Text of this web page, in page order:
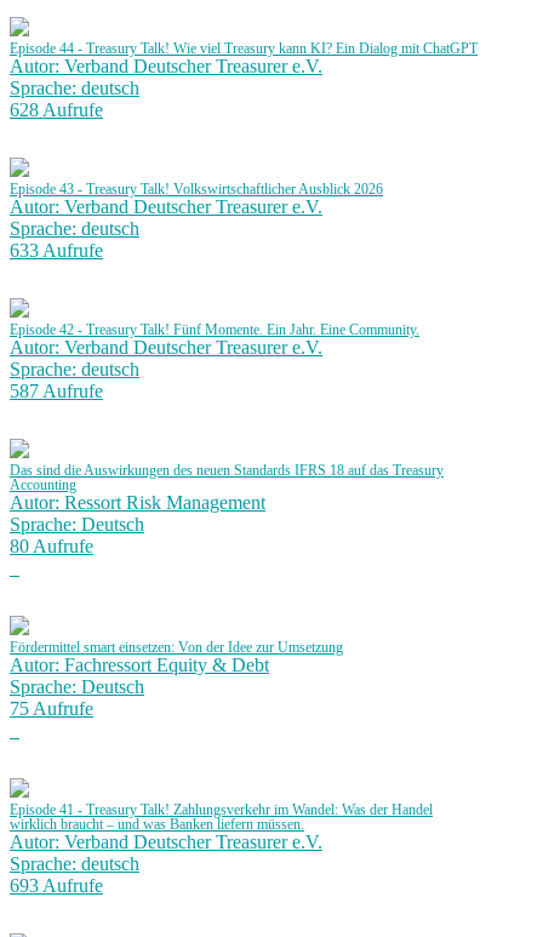
Episode 44 - Treasury Talk! Wie viel Treasury kann KI? Ein Dialog mit ChatGPT
Autor: Verband Deutscher Treasurer e.V.
Sprache: deutsch
628 Aufrufe
Episode 43 - Treasury Talk! Volkswirtschaftlicher Ausblick 2026
Autor: Verband Deutscher Treasurer e.V.
Sprache: deutsch
633 Aufrufe
Episode 42 - Treasury Talk! Fünf Momente. Ein Jahr. Eine Community.
Autor: Verband Deutscher Treasurer e.V.
Sprache: deutsch
587 Aufrufe
Das sind die Auswirkungen des neuen Standards IFRS 18 auf das Treasury
Accounting
Autor: Ressort Risk Management
Sprache: Deutsch
80 Aufrufe
Fördermittel smart einsetzen: Von der Idee zur Umsetzung
Autor: Fachressort Equity & Debt
Sprache: Deutsch
75 Aufrufe
Episode 41 - Treasury Talk! Zahlungsverkehr im Wandel: Was der Handel
wirklich braucht – und was Banken liefern müssen.
Autor: Verband Deutscher Treasurer e.V.
Sprache: deutsch
693 Aufrufe